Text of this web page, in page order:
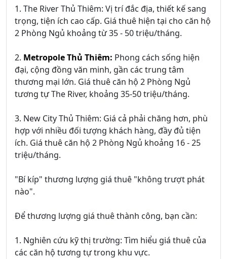
1. The River Thủ Thiêm: Vị trí đắc địa, thiết kế sang
trọng, tiện ích cao cấp. Giá thuê hiện tại cho căn hộ
2 Phòng Ngủ khoảng từ 35 - 50 triệu/tháng.
2. Metropole Thủ Thiêm: Phong cách sống hiện
đại, cộng đồng văn minh, gần các trung tâm
thương mại lớn. Giá thuê căn hộ 2 Phòng Ngủ
tương tự The River, khoảng 35-50 triệu/tháng.
3. New City Thủ Thiêm: Giá cả phải chăng hơn, phù
hợp với nhiều đối tượng khách hàng, đầy đủ tiện
ích. Giá thuê căn hộ 2 Phòng Ngủ khoảng 16 - 25
triệu/tháng.
"Bí kíp" thương lượng giá thuê "không trượt phát
nào".
Để thương lượng giá thuê thành công, bạn cần:
1. Nghiên cứu kỹ thị trường: Tìm hiểu giá thuê của
các căn hộ tương tự trong khu vực.